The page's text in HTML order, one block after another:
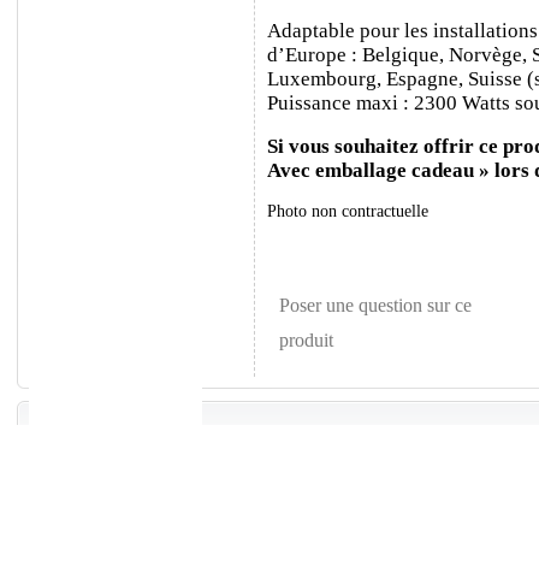
Adaptable pour les
d’Europe : Belgique, Norvège,
Luxembourg, Espagne, Suisse
Puissance maxi : 2300 Watts
Si vous souhaitez offrir ce
Avec emballage cadeau » lors
Photo non contractuelle
Poser une question sur ce
produit